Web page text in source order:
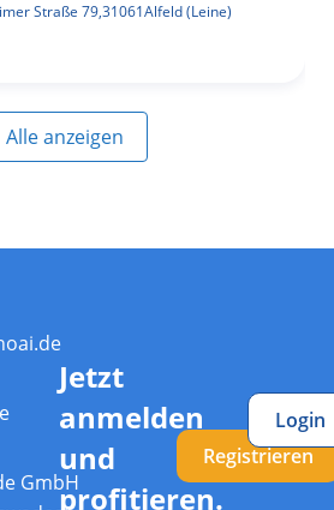
Straße 79,31061Alfeld (Leine)
Alle anzeigen
GmbH
Jetzt
anmelden
und
profitieren.
Registrieren
Login